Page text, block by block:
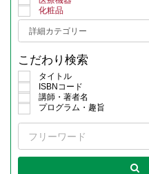
化粧品
こだわり検索
タイトル
ISBNコード
講師・著者名
プログラム・趣旨